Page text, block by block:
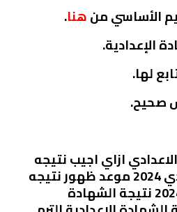
هنا.
ازاي اجيب نتيجه
الصف الثالث الاعدادي 2024 موعد ظهور نتيجه
الشهاده الاعداديه 2024 نتيجة الشهادة